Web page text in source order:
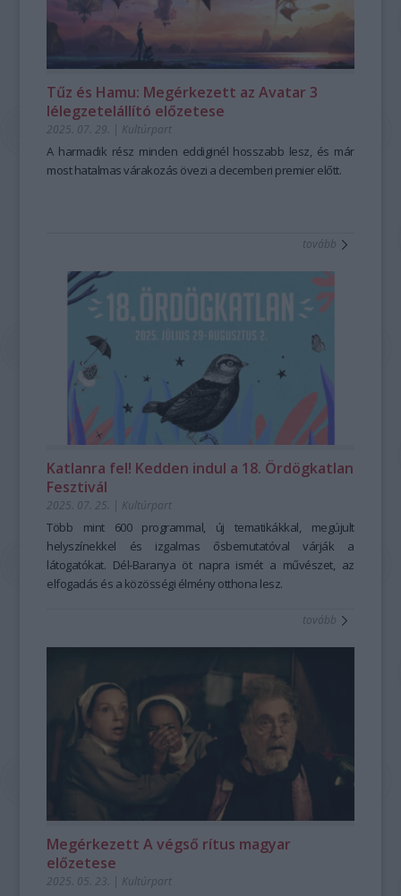
Tűz és Hamu: Megérkezett az Avatar 3
lélegzetelállító előzetese
2025. 07. 29. | Kultúrpart
A harmadik rész minden eddiginél hosszabb lesz, és már
most hatalmas várakozás övezi a decemberi premier előtt.
tovább
Katlanra fel! Kedden indul a 18. Ördögkatlan
Fesztivál
2025. 07. 25. | Kultúrpart
Több mint 600 programmal, új tematikákkal, megújult
helyszínekkel és izgalmas ősbemutatóval várják a
látogatókat. Dél-Baranya öt napra ismét a művészet, az
elfogadás és a közösségi élmény otthona lesz.
tovább
Megérkezett A végső rítus magyar
előzetese
2025. 05. 23. | Kultúrpart